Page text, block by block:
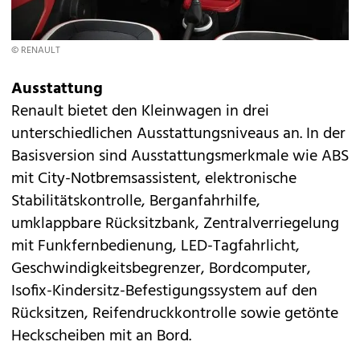
© RENAULT
Ausstattung
Renault bietet den Kleinwagen in drei
unterschiedlichen Ausstattungsniveaus an. In der
Basisversion sind Ausstattungsmerkmale wie ABS
mit City-Notbremsassistent, elektronische
Stabilitätskontrolle, Berganfahrhilfe,
umklappbare Rücksitzbank, Zentralverriegelung
mit Funkfernbedienung, LED-Tagfahrlicht,
Geschwindigkeitsbegrenzer, Bordcomputer,
Isofix-Kindersitz-Befestigungssystem auf den
Rücksitzen, Reifendruckkontrolle sowie getönte
Heckscheiben mit an Bord.